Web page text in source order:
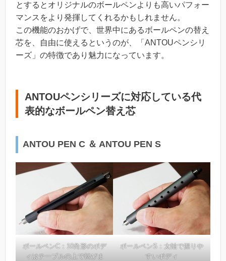
とするとオリジナルのボールペンよりも高いパフォー
マンスをより発揮してくれるかもしれません。
この機能のおかげで、世界中にあるボールペンの替え
芯を、自由に使えるというのが、「ANTOUペンシリ
ーズ」の特徴であり魅力になっています。
ANTOUペンシリーズに対応している代
表的なボールペン替え芯
ANTOU PEN C ＆ ANTOU PEN S
ボールペンC：10角形のボデ
ィはテーブルの上で転びま
ボールペンS：太軸で握りや
すいボディ